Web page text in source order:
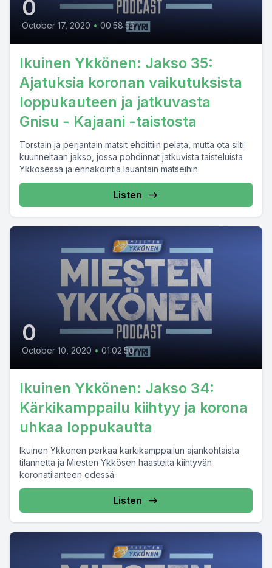
0
October 17, 2020 • 00:58:55
Ikuinen Ykkönen: Jakso 35:
Ajatuksia koronan vaikutuksista
loppukauteen ja jatkuvasta
Gnisu - Kajaani -taistosta
Torstain ja perjantain matsit ehdittiin pelata, mutta ota silti
kuunneltaan jakso, jossa pohdinnat jatkuvista taisteluista
Ykkösessä ja ennakointia lauantain matseihin.
Listen
0
October 10, 2020 • 01:02:50
Ikuinen Ykkönen: Jakso 34:
Kärkikamppailu kiihtyy ja korona
uhkaa loppukautta
Ikuinen Ykkönen perkaa kärkikamppailun ajankohtaista
tilannetta ja Miesten Ykkösen haasteita kiihtyvän
koronatilanteen edessä.
Listen